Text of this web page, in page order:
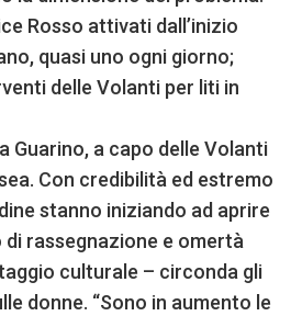
Rosso attivati dall’inizio
quasi uno ogni giorno;
delle Volanti per liti in
Guarino, a capo delle Volanti
Con credibilità ed estremo
stanno iniziando ad aprire
rassegnazione e omertà
culturale – circonda gli
donne. “Sono in aumento le